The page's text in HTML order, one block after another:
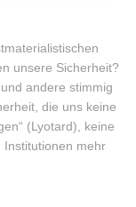
unsere Sicherheit?
andere stimmig
die uns keine
(Lyotard), keine
Institutionen mehr